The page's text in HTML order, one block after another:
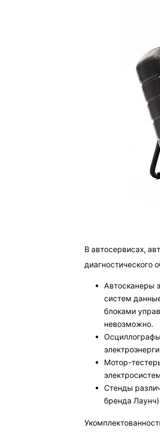
В автосервисах,
диагностического
Автосканеры
систем
блоками
невозможно.
Мотор-
Стенды
бренда Лаунч)